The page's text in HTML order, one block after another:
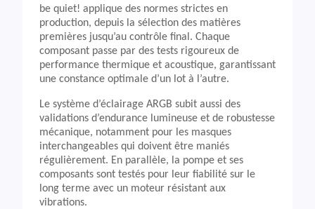
be quiet! applique des normes strictes en
production, depuis la sélection des matières
premières jusqu’au contrôle final. Chaque
composant passe par des tests rigoureux de
performance thermique et acoustique, garantissant
une constance optimale d’un lot à l’autre.
Le système d’éclairage ARGB subit aussi des
validations d’endurance lumineuse et de robustesse
mécanique, notamment pour les masques
interchangeables qui doivent être maniés
régulièrement. En parallèle, la pompe et ses
composants sont testés pour leur fiabilité sur le
long terme avec un moteur résistant aux
vibrations.